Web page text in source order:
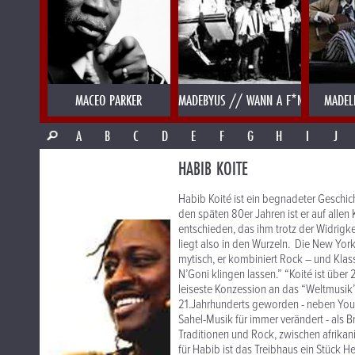
MACEO PARKER MADEBYUS // WANN A F*NK
A
B C D E F G H I J
HABIB KOITE
Habib Koité ist ein begnadeter
den späten 80er Jahren ist er auf
entschieden, das ihm trotz der
liegt also in den Wurzeln. Die New
mytisch, er kombiniert Rock – und
N’Goni klingen lassen.” “Koité ist
leiseste Konzession an das
21.Jahrhunderts geworden - neben
Sahel-Musik für immer verändert - als
Traditionen und Rock, zwischen
für Habib ist das Treibhaus ein Stück